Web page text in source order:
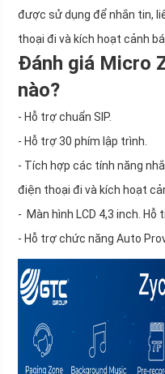
được sử dụng để nhắn tin,
thoại đi và kích hoạt cảnh
Đánh giá Micro
nào?
- Hỗ trợ chuẩn SIP.
- Hỗ trợ 30 phím lập trình.
- Tích hợp các tính năng
điện thoại đi và kích hoạt
- Màn hình LCD 4,3 inch. Hỗ
- Hỗ trợ chức năng Auto